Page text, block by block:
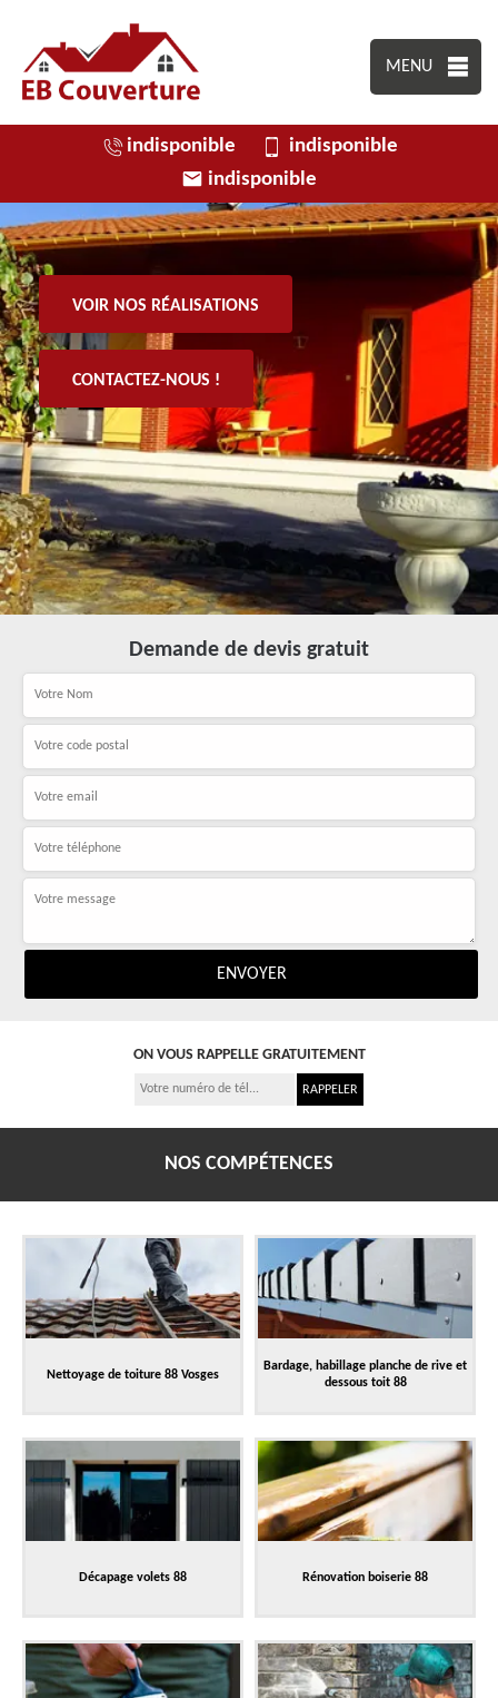
MENU
indisponible
indisponible
indisponible
VOIR NOS RÉALISATIONS
CONTACTEZ-NOUS !
Demande de devis gratuit
ON VOUS RAPPELLE GRATUITEMENT
NOS COMPÉTENCES
Nettoyage de toiture 88 Vosges
Bardage, habillage planche de rive et
dessous toit 88
Décapage volets 88 Rénovation boiserie 88